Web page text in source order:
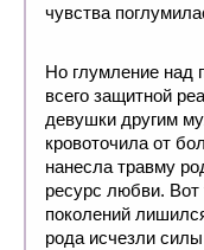
чувства
Но глумление над
всего защитной
девушки другим
кровоточила от
нанесла травму
ресурс любви. Вот
поколений
рода исчезли